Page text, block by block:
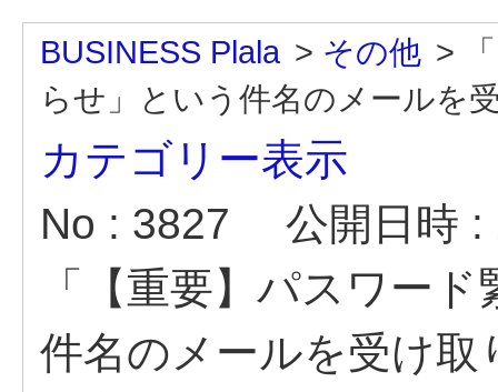
BUSINESS Plala > その他 >
らせ」という件名のメールを
カテゴリー表示
No : 3827
公開日時
「【重要】パスワー
件名のメールを受け